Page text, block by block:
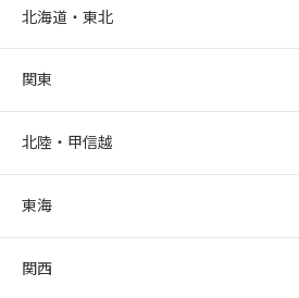
北海道・東北
関東
北陸・甲信越
東海
関西